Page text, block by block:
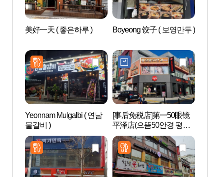
美好一天 ( 좋은하루 ) Boyeong 饺子 ( 보영만두 )
Yeonnam Mulgalbi ( 연남
물갈비 )
[事后免税店]第一50眼镜
平泽店(으뜸50안경 평택
점)